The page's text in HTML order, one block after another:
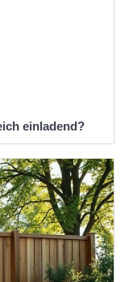
einladend?